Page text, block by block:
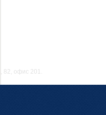
82, офис 201.